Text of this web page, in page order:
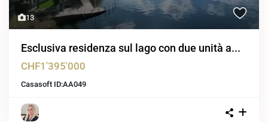
13
Esclusiva residenza sul lago con due unità a...
CHF1'395'000
Casasoft ID:AA049